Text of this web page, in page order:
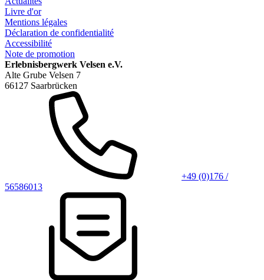
Livre d'or
Mentions légales
Déclaration de confidentialité
Accessibilité
Note de promotion
Erlebnisbergwerk Velsen e.V.
Alte Grube Velsen 7
66127 Saarbrücken
+49 (0)176 /
56586013